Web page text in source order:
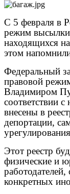
С 5 февраля в
режим
находящихся
этом
Федеральный
правовой
Владимиром
соответствии
внесены в
депортации,
Этот реестр
физические и
конкретных